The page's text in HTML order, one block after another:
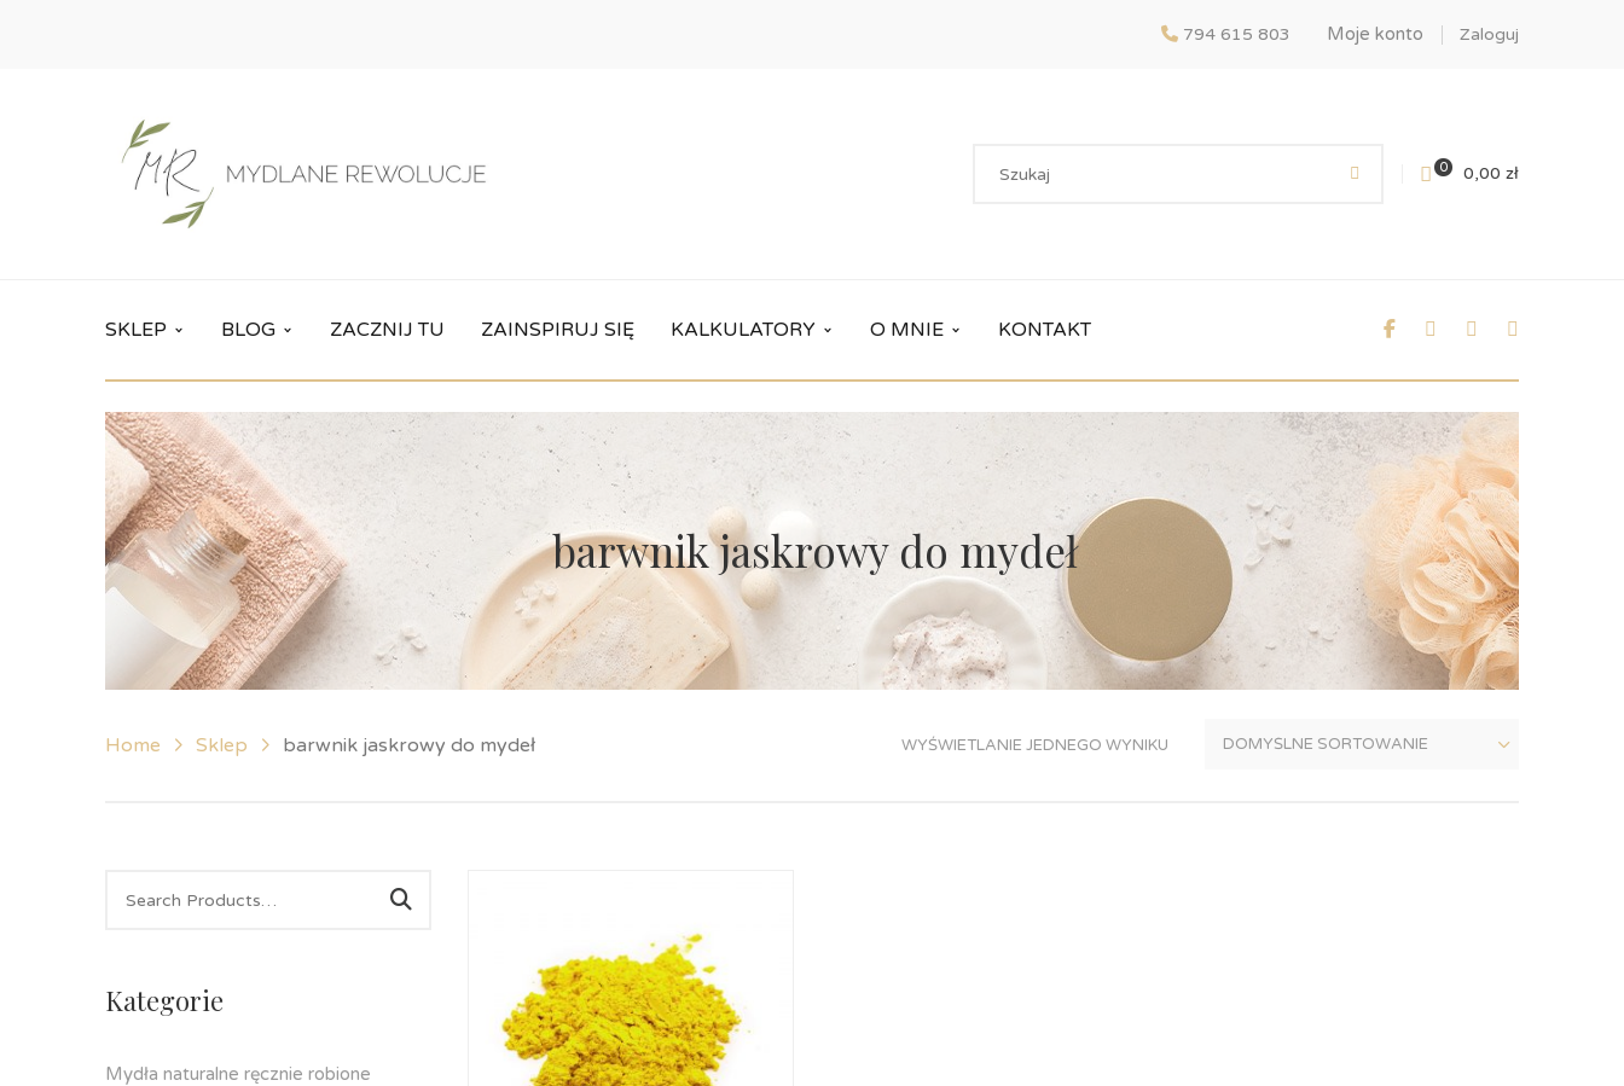
794 615 803 Moje konto Zaloguj
0 0,00 zł
SKLEP BLOG ZACZNIJ TU ZAINSPIRUJ SIĘ KALKULATORY O MNIE KONTAKT
barwnik jaskrowy do mydeł
Home Sklep barwnik jaskrowy do mydeł WYŚWIETLANIE JEDNEGO WYNIKU
Kategorie
Mydła naturalne ręcznie robione